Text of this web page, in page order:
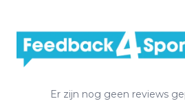
Er zijn nog geen reviews